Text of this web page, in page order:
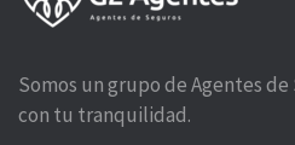
Somos un grupo de Agentes
con tu tranquilidad.